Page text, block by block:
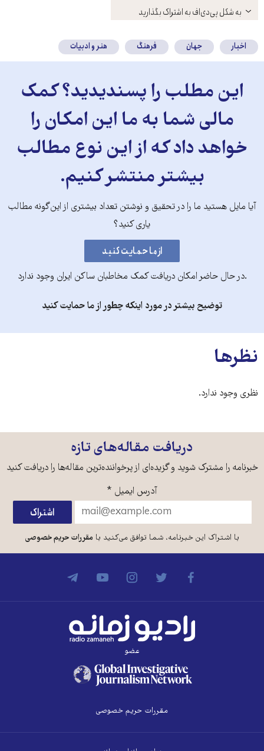
باز
کنید
به شکل پی‌دی‌اف به اشتراک بگذارید
اخبار جهان فرهنگ هنر و ادبیات
این مطلب را پسندیدید؟ کمک
مالی شما به ما این امکان را
خواهد داد که از این نوع مطالب
بیشتر منتشر کنیم.
آیا مایل هستید ما را در تحقیق و نوشتن تعداد بیشتری از این‌گونه مطالب
یاری کنید؟
.در حال حاضر امکان دریافت کمک مخاطبان ساکن ایران وجود ندارد
توضیح بیشتر در مورد اینکه چطور از ما حمایت کنید
نظرها
نظری وجود ندارد.
دریافت مقاله‌های تازه
خبرنامه را مشترک شوید و گزیده‌ای از پرخواننده‌ترین مقاله‌ها را دریافت کنید
آدرس ایمیل *
با اشتراک این خبرنامه، شما توافق می‌کنید بامقررات حریم خصوصی
عضو
مقررات حریم خصوصی